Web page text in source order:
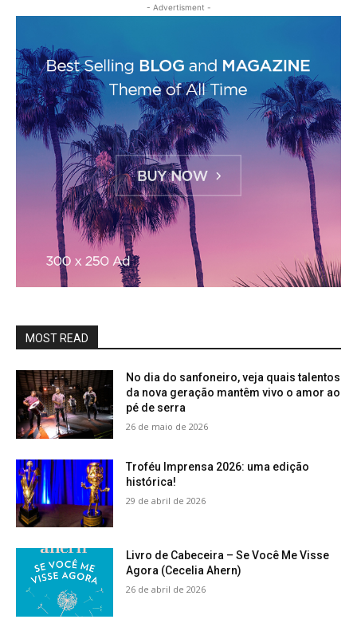
- Advertisment -
MOST READ
No dia do sanfoneiro, veja quais talentos
da nova geração mantêm vivo o amor ao
pé de serra
26 de maio de 2026
Troféu Imprensa 2026: uma edição
histórica!
29 de abril de 2026
Livro de Cabeceira – Se Você Me Visse
Agora (Cecelia Ahern)
26 de abril de 2026